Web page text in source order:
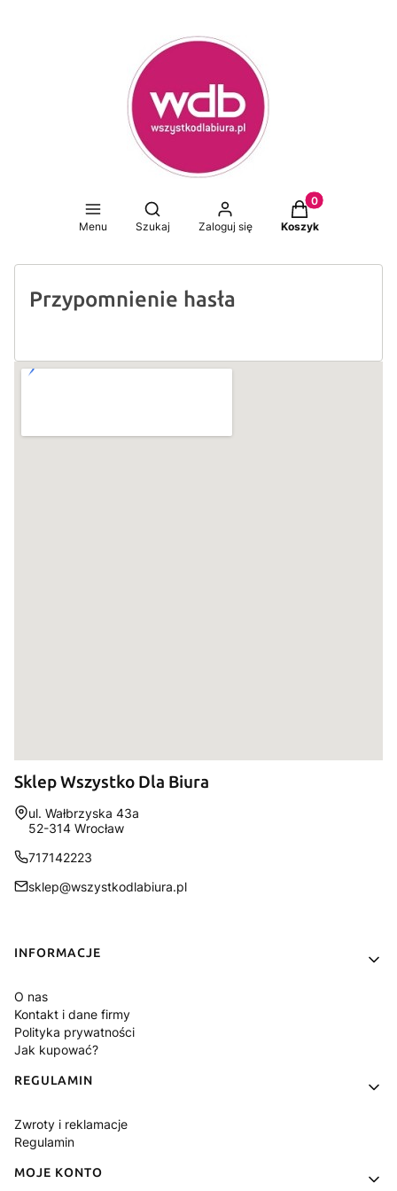
Menu
Otwórz wyszukiwarkę
Szukaj Zaloguj się
Produkty w
Koszyk
Przypomnienie hasła
Sklep Wszystko Dla Biura
Adres:
ul. Wałbrzyska 43a
52-314 Wrocław
717142223
sklep@wszystkodlabiura.pl
Linki w stopce
INFORMACJE
O nas
Kontakt i dane firmy
Polityka prywatności
Jak kupować?
REGULAMIN
Zwroty i reklamacje
Regulamin
MOJE KONTO